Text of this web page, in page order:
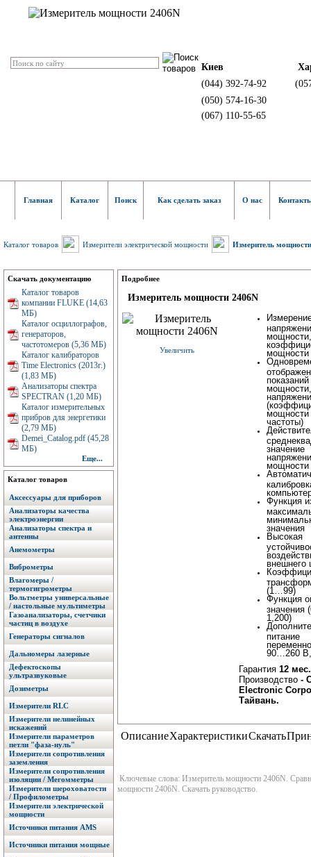
Киев
(044) 392-74-92
(050) 574-16-30
(067) 110-55-65
Главная Каталог Поиск Как сделать заказ О нас
Каталог товаров Измерители электрической мощности Измеритель
Скачать документацию
Каталог товаров
компании FLUKE (14,63
МБ)
Каталог осциллографов,
генераторов,
частотомеров (5,36 МБ)
Каталог калибраторов
Time Electronics (2013г.)
(1,83 МБ)
Анализаторы спектра
SPECTRAN (1,20 МБ)
Каталог измерительных
прибров для энергетики
(2,79 МБ)
Demei_Catalog.pdf (45,28
МБ)
Еще...
Каталог товаров
Аксессуары для приборов
Анализаторы качества
электроэнергии
Анализаторы спектра и
антенны
Анемометры
Виброметры
Влагомеры /
термогигрометры
Вольтметры универсальные
/ настольные мультиметры
Газоанализаторы, счетчики
частиц в воздухе
Генераторы сигналов
Дальномеры лазерные
Дефектоскопы
ультразвуковые
Дозиметры
Измерители RLC
Измерители нелинейных
искажений
Измерители параметров
петли "фаза-нуль"
Измерители сопротивления
заземления
Измерители сопротивления
изоляции / Мегомметры
Измерители шероховатости
/ Профилометры
Измерители электрической
мощности
Источники питания AMS
Источники питания мощные
Подробнее
Измеритель мощности 2406N
Увеличить
мощности,
мощности
показаний
мощности
частоты)
значение
мощности
Функция
значения
Высокая
внешнего
(1…99)
Функция
значения
1,200)
питание
90…260
Гарантия 12 мес.
Производство -
Electronic
Тайвань.
ОписаниеХарактеристикиСкачать
Ключевые слова: Измеритель мощности 2406N.
мощности 2406N. Скачать руководство.